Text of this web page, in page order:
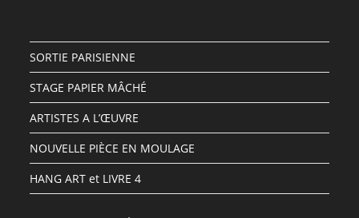
SORTIE PARISIENNE
STAGE PAPIER MÂCHÉ
ARTISTES A L’ŒUVRE
NOUVELLE PIÈCE EN MOULAGE
HANG ART et LIVRE 4